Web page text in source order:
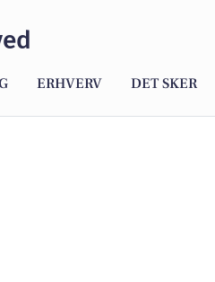
ERHVERV DET SKER